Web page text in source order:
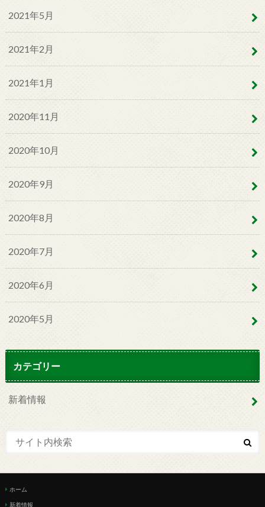
2021年5月
2021年2月
2021年1月
2020年11月
2020年10月
2020年9月
2020年8月
2020年7月
2020年6月
2020年5月
カテゴリー
新着情報
ホーム
新着情報